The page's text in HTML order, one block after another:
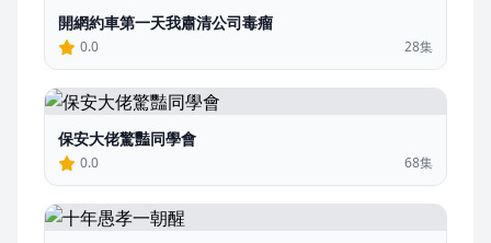
開網約車第一天我肅清公司毒瘤
0.0 28集
保安大佬驚豔同學會
0.0 68集